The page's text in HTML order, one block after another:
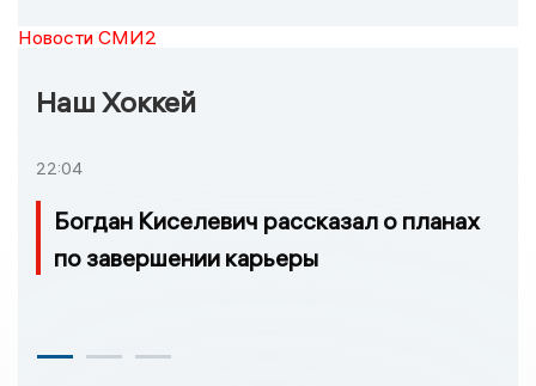
Новости СМИ2
Наш Хоккей
22:04
Богдан Киселевич рассказал о планах
по завершении карьеры